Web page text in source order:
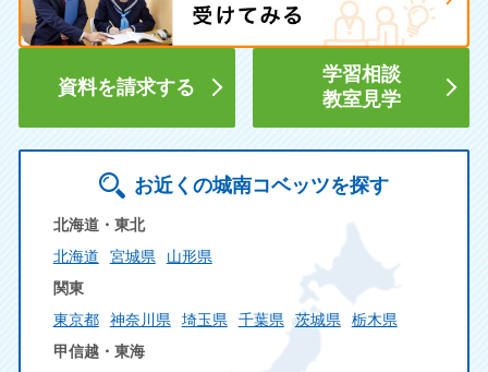
資料を請求する
学習相談
教室見学
お近くの城南コベッツを探す
北海道・東北
北海道
宮城県
山形県
関東
東京都
神奈川県 埼玉県 千葉県 茨城県
栃木県
甲信越・東海